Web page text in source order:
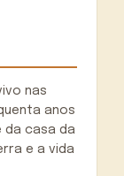
nas
anos
da casa da
e a vida